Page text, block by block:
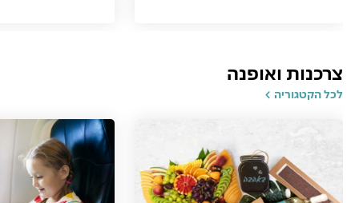
צרכנות ואופנה
לכל הקטגוריה